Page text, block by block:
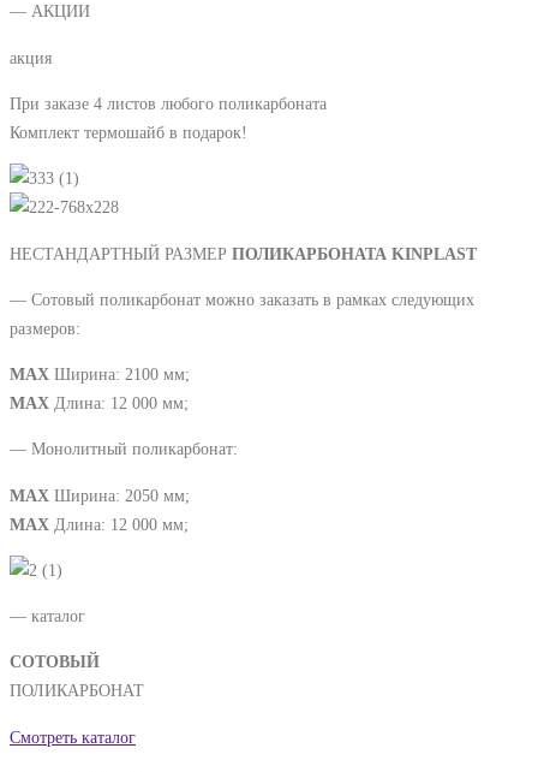
— АКЦИИ
акция
При заказе 4 листов любого поликарбоната
Комплект термошайб в подарок!
НЕСТАНДАРТНЫЙ РАЗМЕР ПОЛИКАРБОНАТА KINPLAST
— Cотовый поликарбонат можно заказать в рамках следующих
размеров:
MAX Ширина: 2100 мм;
MAX Длина: 12 000 мм;
— Монолитный поликарбонат:
MAX Ширина: 2050 мм;
MAX Длина: 12 000 мм;
— каталог
СОТОВЫЙ
ПОЛИКАРБОНАТ
Смотреть каталог